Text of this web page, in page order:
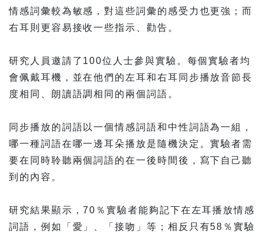
情感詞彙較為敏感，對這些詞彙的感受力也更強；而
右耳則更容易接收一些指示、勸告。
研究人員邀請了100位人士參與實驗。每個實驗者均
會佩戴耳機，並在他們的左耳和右耳同步播放音節長
度相同、朗讀語調相同的兩個詞語。
同步播放的詞語以一個情感詞語和中性詞語為一組，
哪一種詞語在哪一邊耳朵播放是隨機決定。實驗者需
要在同時聆聽兩個詞語的在一後時間後，寫下自己聽
到的內容。
研究結果顯示，70％實驗者能夠記下在左耳播放情感
詞語，例如「愛」、「接吻」等；相反只有58％實驗